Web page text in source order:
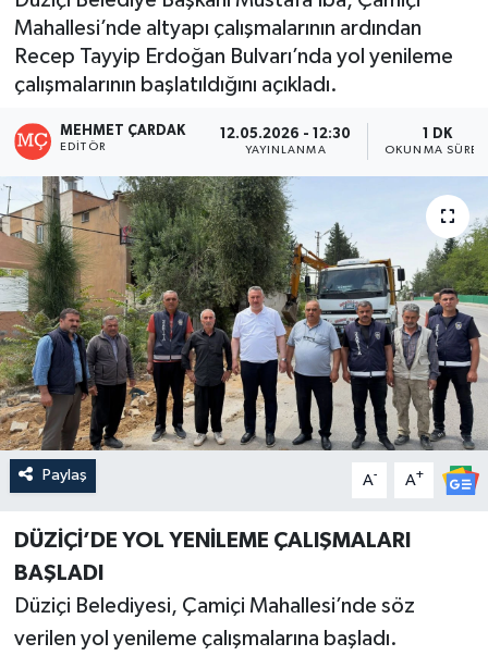
Mahallesi’nde altyapı çalışmalarının ardından
Recep Tayyip Erdoğan Bulvarı’nda yol yenileme
çalışmalarının başlatıldığını açıkladı.
MEHMET ÇARDAK
EDITÖR
12.05.2026 - 12:30
YAYINLANMA
1 DK
OKUNMA
Paylaş A- A+
DÜZİÇİ’DE YOL YENİLEME ÇALIŞMALARI
BAŞLADI
Düziçi Belediyesi, Çamiçi Mahallesi’nde söz
verilen yol yenileme çalışmalarına başladı.